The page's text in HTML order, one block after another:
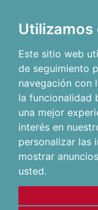
Utilizamos
Este sitio web
de seguimiento
navegación con
la funcionalidad
una mejor
interés en
personalizar las
mostrar
usted.